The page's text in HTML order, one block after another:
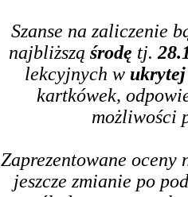
Szanse na zaliczenie
najbliższą środę tj.
lekcyjnych w
kartkówek,
możliwości
Zaprezentowane oceny
jeszcze zmianie po